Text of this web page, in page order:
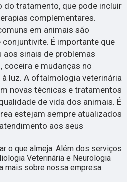
do tratamento, que pode incluir
complementares.
em animais são
conjuntivite. É importante que
sinais de problemas
coceira e mudanças no
luz. A oftalmologia veterinária
novas técnicas e tratamentos
de vida dos animais. É
estejam sempre atualizados
aos seus
o que almeja. Além dos serviços
Veterinária e Neurologia
mais sobre nossa empresa.